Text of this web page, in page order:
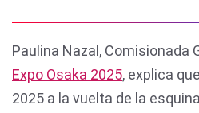
Paulina Nazal, Comisionada
Expo Osaka 2025, explica
2025 a la vuelta de la